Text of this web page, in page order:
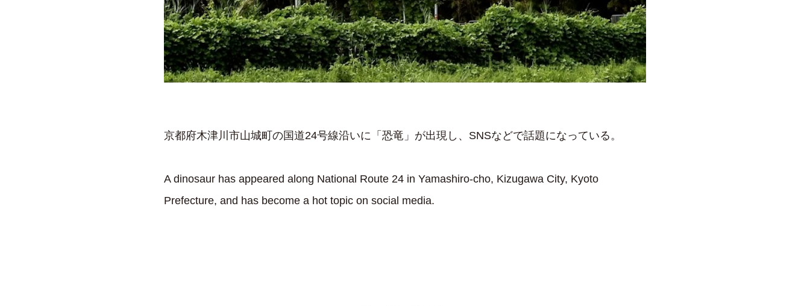
京都府木津川市山城町の国道24号線沿いに「恐竜」が出現し、SNSなどで話題になっている。
A dinosaur has appeared along National Route 24 in Yamashiro-cho, Kizugawa City, Kyoto
Prefecture, and has become a hot topic on social media.